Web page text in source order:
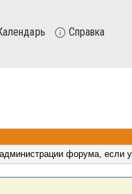
Справка
форума, если